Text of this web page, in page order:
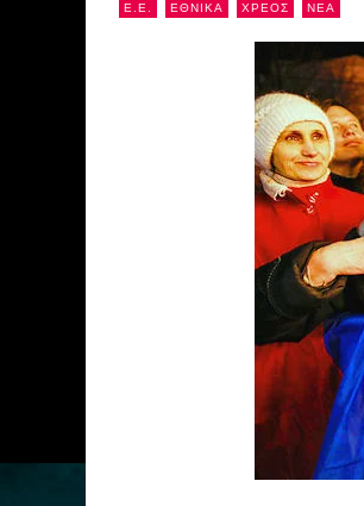
Ε.Ε. ΕΘΝΙΚΑ ΧΡΕΟΣ NEA